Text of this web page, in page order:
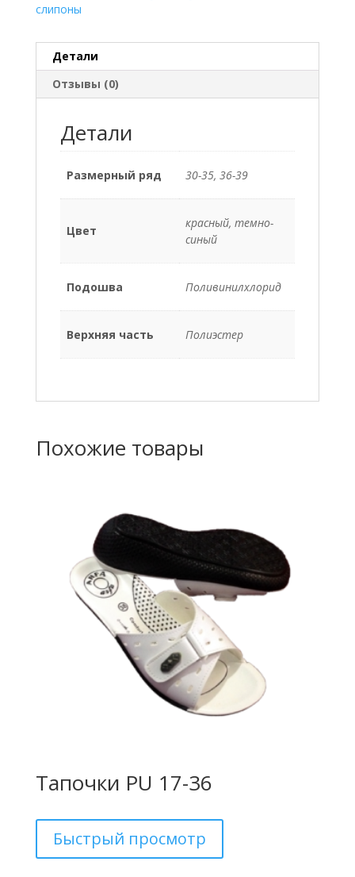
слипоны
Детали
Отзывы (0)
Детали
Размерный ряд 30-35, 36-39
Цвет
красный, темно-
синый
Подошва Поливинилхлорид
Верхняя часть Полиэстер
Похожие товары
Тапочки PU 17-36
Быстрый просмотр